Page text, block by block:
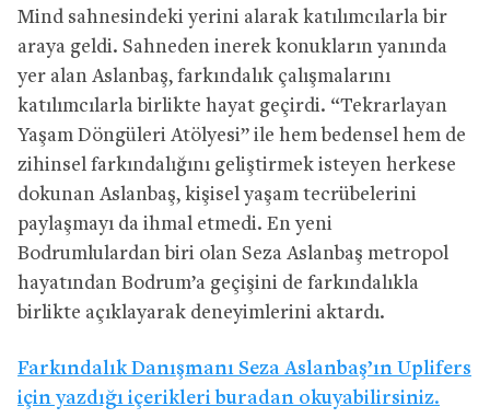
Mind sahnesindeki yerini alarak katılımcılarla bir
araya geldi. Sahneden inerek konukların yanında
yer alan Aslanbaş, farkındalık çalışmalarını
katılımcılarla birlikte hayat geçirdi. “Tekrarlayan
Yaşam Döngüleri Atölyesi” ile hem bedensel hem de
zihinsel farkındalığını geliştirmek isteyen herkese
dokunan Aslanbaş, kişisel yaşam tecrübelerini
paylaşmayı da ihmal etmedi. En yeni
Bodrumlulardan biri olan Seza Aslanbaş metropol
hayatından Bodrum’a geçişini de farkındalıkla
birlikte açıklayarak deneyimlerini aktardı.
Farkındalık Danışmanı Seza Aslanbaş’ın Uplifers
için yazdığı içerikleri buradan okuyabilirsiniz.